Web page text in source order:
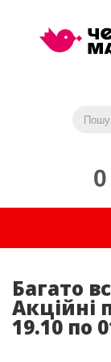
Багато
Акційні
19.10 по